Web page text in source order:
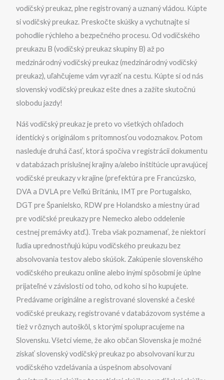
vodičský preukaz, plne registrovaný a uznaný vládou. Kúpte
si vodičský preukaz. Preskočte skúšky a vychutnajte si
pohodlie rýchleho a bezpečného procesu. Od vodičského
preukazu B (vodičský preukaz skupiny B) až po
medzinárodný vodičský preukaz (medzinárodný vodičský
preukaz), uľahčujeme vám vyraziť na cestu. Kúpte si od nás
slovenský vodičský preukaz ešte dnes a zažite skutočnú
slobodu jazdy!
Náš vodičský preukaz je preto vo všetkých ohľadoch
identický s originálom s prítomnosťou vodoznakov. Potom
nasleduje druhá časť, ktorá spočíva v registrácii dokumentu
v databázach príslušnej krajiny a/alebo inštitúcie upravujúcej
vodičské preukazy v krajine (prefektúra pre Francúzsko,
DVA a DVLA pre Veľkú Britániu, IMT pre Portugalsko,
DGT pre Španielsko, RDW pre Holandsko a miestny úrad
pre vodičské preukazy pre Nemecko alebo oddelenie
cestnej premávky atď.). Treba však poznamenať, že niektorí
ľudia uprednostňujú kúpu vodičského preukazu bez
absolvovania testov alebo skúšok. Zakúpenie slovenského
vodičského preukazu online alebo inými spôsobmi je úplne
prijateľné v závislosti od toho, od koho si ho kupujete.
Predávame originálne a registrované slovenské a české
vodičské preukazy, registrované v databázovom systéme a
tiež v rôznych autoškôl, s ktorými spolupracujeme na
Slovensku. Všetci vieme, že ako občan Slovenska je možné
získať slovenský vodičský preukaz po absolvovaní kurzu
vodičského vzdelávania a úspešnom absolvovaní